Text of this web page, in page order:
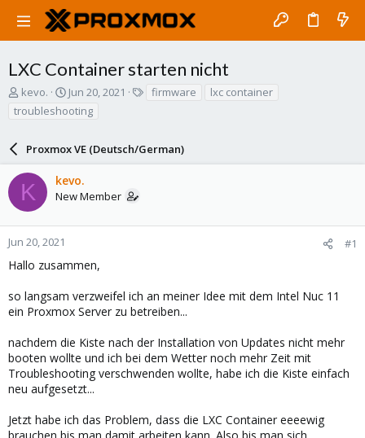
LXC Container starten nicht
T
r
d
s
a
r
t
r
kevo.
S
a
t
d
a
t
Jun 20, 2021 firmware
lxc container
troubleshooting
Proxmox VE (Deutsch/German)
K kevo.
New Member
Jun 20, 2021 #1
Hallo zusammen,
so langsam verzweifel ich an meiner Idee mit dem Intel Nuc 11
ein Proxmox Server zu betreiben...
nachdem die Kiste nach der Installation von Updates nicht mehr
booten wollte und ich bei dem Wetter noch mehr Zeit mit
Troubleshooting verschwenden wollte, habe ich die Kiste einfach
neu aufgesetzt...
Jetzt habe ich das Problem, dass die LXC Container eeeewig